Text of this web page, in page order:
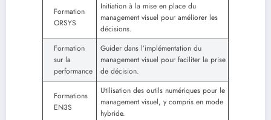
Formation
ORSYS
Initiation à la mise en place du
management visuel pour améliorer les
décisions.
Formation
sur la
performance
Guider dans l’implémentation du
management visuel pour faciliter la prise
de décision.
Formations
EN3S
Utilisation des outils numériques pour le
management visuel, y compris en mode
hybride.